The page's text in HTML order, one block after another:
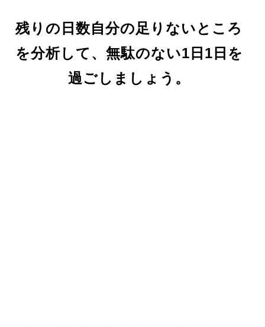
残りの日数自分の足りないところ
を分析して、無駄のない1日1日を
過ごしましょう。